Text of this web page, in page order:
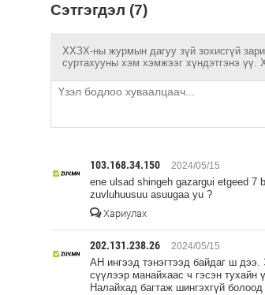
Сэтгэгдэл (7)
ХХЗХ-ны журмын дагуу зүй зохисгүй
суртахууны хэм хэмжээг хүндэтгэнэ үү.
103.168.34.150 2024/05/15
ene ulsad shingeh gazargui etgeed 7
zuvluhuusuu asuugaa yu ?
Хариулах
202.131.238.26 2024/05/15
АН ингээд тэнэгтээд байдаг ш
сүүлээр манайхаас ч гэсэн
Налайхад багтаж шингэхгүй